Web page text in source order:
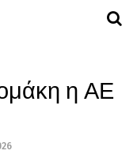
η ΑΕ